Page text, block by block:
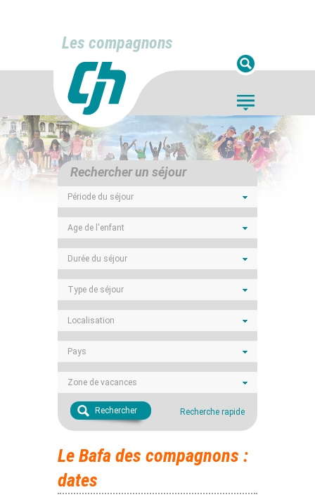
Les compagnons
Rechercher un séjour
Période du séjour
Age de l'enfant
Durée du séjour
Type de séjour
Localisation
Pays
Zone de vacances
Recherche rapide
Rechercher
Le Bafa des compagnons :
dates